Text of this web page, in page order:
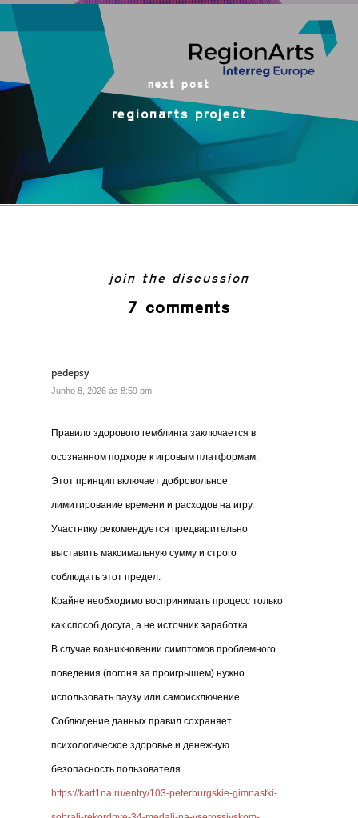
next post
regionarts project
join the discussion
7 comments
pedepsy
Junho 8, 2026 às 8:59 pm
Правило здорового гемблинга заключается в
осознанном подходе к игровым платформам.
Этот принцип включает добровольное
лимитирование времени и расходов на игру.
Участнику рекомендуется предварительно
выставить максимальную сумму и строго
соблюдать этот предел.
Крайне необходимо воспринимать процесс только
как способ досуга, а не источник заработка.
В случае возникновении симптомов проблемного
поведения (погоня за проигрышем) нужно
использовать паузу или самоисключение.
Соблюдение данных правил сохраняет
психологическое здоровье и денежную
безопасность пользователя.
https://kart1na.ru/entry/103-peterburgskie-gimnastki-